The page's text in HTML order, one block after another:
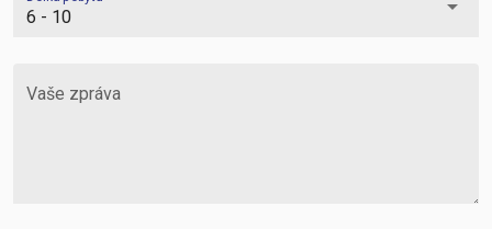
arrow_drop_down
Vaše zpráva